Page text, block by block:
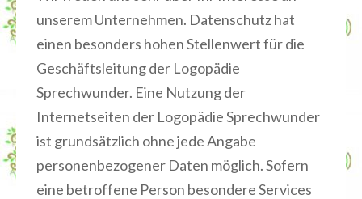
unserem Unternehmen. Datenschutz hat
einen besonders hohen Stellenwert für die
Geschäftsleitung der Logopädie
Sprechwunder. Eine Nutzung der
Internetseiten der Logopädie Sprechwunder
ist grundsätzlich ohne jede Angabe
personenbezogener Daten möglich. Sofern
eine betroffene Person besondere Services